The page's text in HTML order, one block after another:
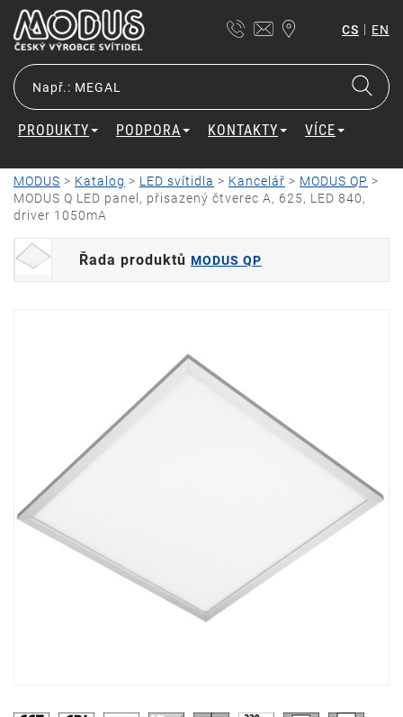
CS | EN
PRODUKTY PODPORA KONTAKTY VÍCE
MODUS > Katalog > LED svítidla > Kancelář > MODUS QP >
MODUS Q LED panel, přisazený čtverec A, 625, LED 840,
driver 1050mA
Řada produktů MODUS QP